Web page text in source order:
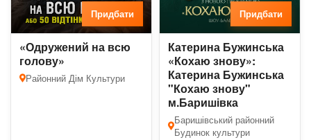
Придбати
«Одружений на всю
голову»
Районний Дім Культури
Придбати
Катерина Бужинська
«Кохаю знову»:
Катерина Бужинська
"Кохаю знову"
м.Баришівка
Баришівський районний
Будинок культури